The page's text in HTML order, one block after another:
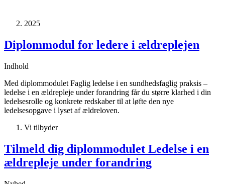
2025
Diplommodul for ledere i ældreplejen
Indhold
Med diplommodulet Faglig ledelse i en sundhedsfaglig praksis –
ledelse i en ældrepleje under forandring får du større klarhed i din
ledelsesrolle og konkrete redskaber til at løfte den nye
ledelsesopgave i lyset af ældreloven.
Vi tilbyder
Tilmeld dig diplommodulet Ledelse i en
ældrepleje under forandring